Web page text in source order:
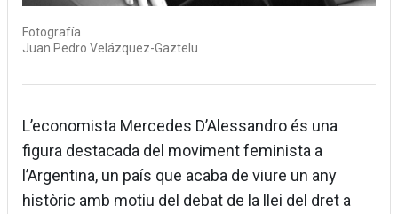
Fotografía
Juan Pedro Velázquez-Gaztelu
L’economista Mercedes D’Alessandro és una
figura destacada del moviment feminista a
l’Argentina, un país que acaba de viure un any
històric amb motiu del debat de la llei del dret a